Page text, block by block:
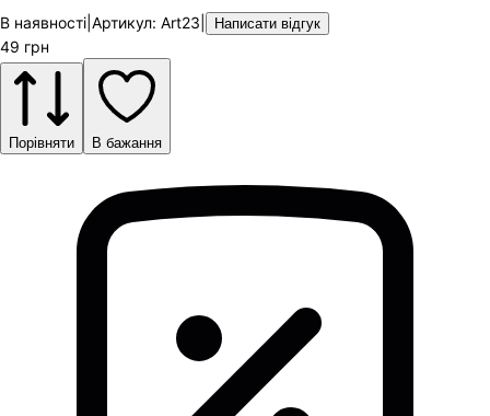
В наявності Артикул: Art23 Написати відгук
49 грн
Порівняти В бажання